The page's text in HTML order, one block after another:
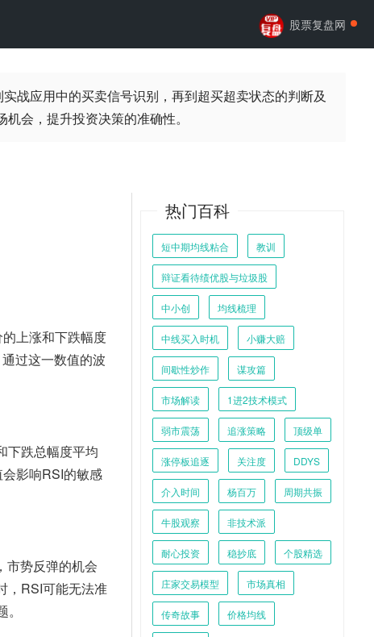
战应用中的买卖信号识别，再到超买超卖状态的判断及
会，提升投资决策的准确性。
上涨和下跌幅度
过这一数值的波
下跌总幅度平均
影响RSI的敏感
市势反弹的机会
，RSI可能无法准
热门百科
短中期均线粘合 教训
辩证看待绩优股与垃圾股
中小创 均线梳理
中线买入时机 小赚大赔
间歇性炒作 谋攻篇
市场解读 1进2技术模式
弱市震荡 追涨策略 顶级单
涨停板追逐 关注度 DDYS
介入时间 杨百万 周期共振
牛股观察 非技术派
耐心投资 稳抄底 个股精选
庄家交易模型 市场真相
传奇故事 价格均线
股票复盘网